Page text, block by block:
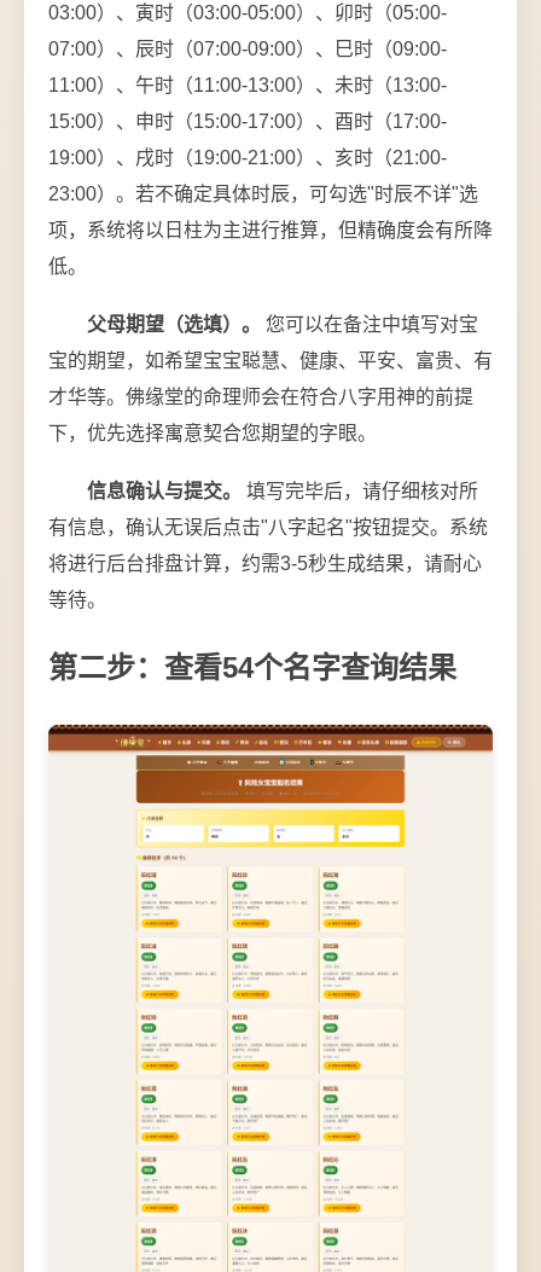
03:00）、寅时（03:00-05:00）、卯时（05:00-
07:00）、辰时（07:00-09:00）、巳时（09:00-
11:00）、午时（11:00-13:00）、未时（13:00-
15:00）、申时（15:00-17:00）、酉时（17:00-
19:00）、戌时（19:00-21:00）、亥时（21:00-
23:00）。若不确定具体时辰，可勾选"时辰不详"选
项，系统将以日柱为主进行推算，但精确度会有所降
低。
父母期望（选填）。
您可以在备注中填写对宝
宝的期望，如希望宝宝聪慧、健康、平安、富贵、有
才华等。佛缘堂的命理师会在符合八字用神的前提
下，优先选择寓意契合您期望的字眼。
信息确认与提交。
填写完毕后，请仔细核对所
有信息，确认无误后点击"八字起名"按钮提交。系统
将进行后台排盘计算，约需3-5秒生成结果，请耐心
等待。
第二步：查看54个名字查询结果